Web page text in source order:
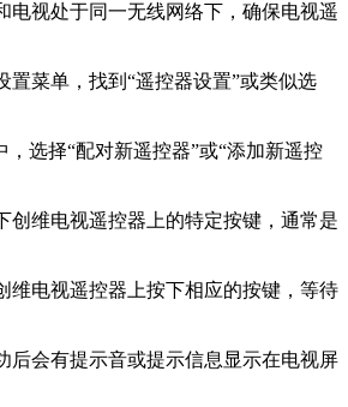
电视处于同一无线网络下，确保电视遥
置菜单，找到“遥控器设置”或类似选
，选择“配对新遥控器”或“添加新遥控
创维电视遥控器上的特定按键，通常是
维电视遥控器上按下相应的按键，等待
后会有提示音或提示信息显示在电视屏